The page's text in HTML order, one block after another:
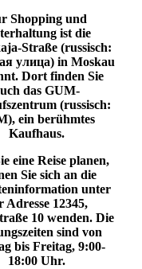
Shopping und
ist die
Straße(russisch:
улица) in Moskau
Dort finden Sie
das GUM-
(russisch:
ein berühmtes
Kaufhaus.
eine Reise planen,
Sie sich an die
unter
Adresse 12345,
10wenden. Die
sind von
bis Freitag, 9:00-
18:00 Uhr.